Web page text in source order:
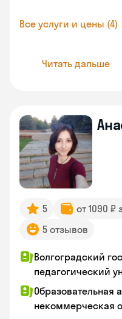
Все услуги и цены (4)
Читать дальше
5 от 1090 ₽
5 отзывов
Волгоградский
педагогический
Образовательная
некоммерческая